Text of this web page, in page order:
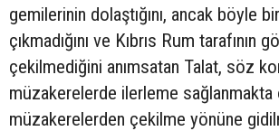
gemilerinin dolaştığını, ancak böyle
çıkmadığını ve Kıbrıs Rum tarafının
çekilmediğini anımsatan Talat, söz
müzakerelerde ilerleme sağlanmakta
müzakerelerden çekilme yönüne